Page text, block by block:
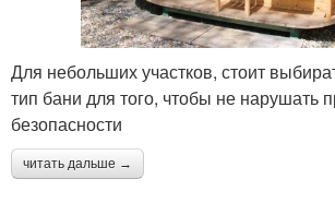
Для небольших участков, стоит
тип бани для того, чтобы не нарушать
безопасности
читать дальше →